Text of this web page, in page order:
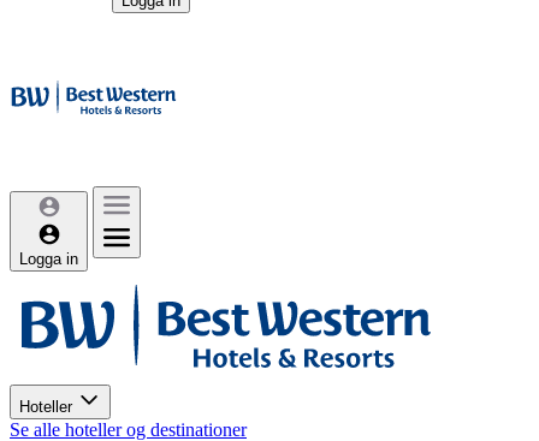
Logga in
Hoteller
Se alle hoteller og destinationer